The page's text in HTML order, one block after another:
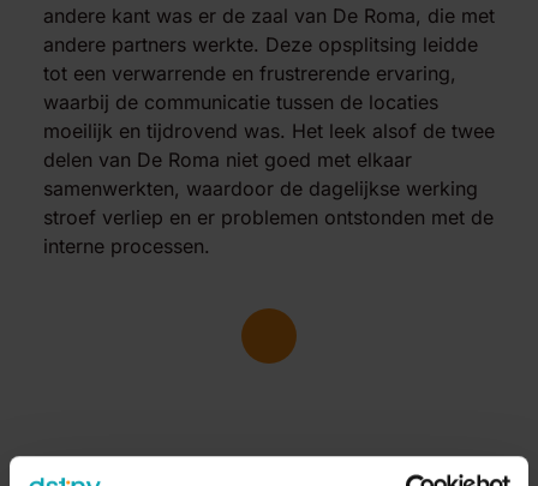
andere kant was er de zaal van De Roma, die met
andere partners werkte. Deze opsplitsing leidde
tot een verwarrende en frustrerende ervaring,
waarbij de communicatie tussen de locaties
moeilijk en tijdrovend was. Het leek alsof de twee
delen van De Roma niet goed met elkaar
samenwerkten, waardoor de dagelijkse werking
stroef verliep en er problemen ontstonden met de
interne processen.